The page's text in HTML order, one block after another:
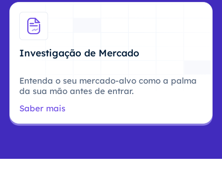
Investigação de Mercado
Entenda o seu mercado-alvo como a palma
da sua mão antes de entrar.
Saber mais